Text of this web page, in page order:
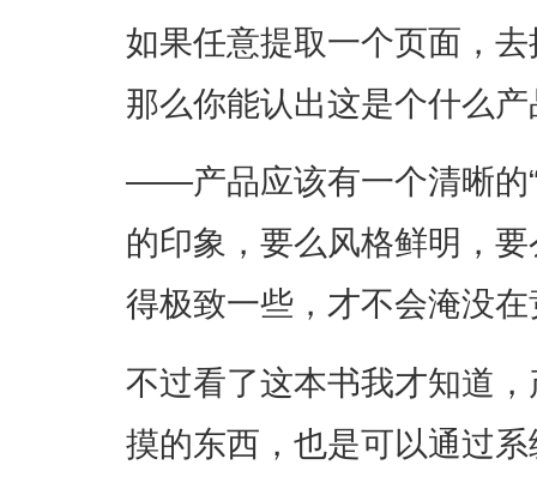
如果任意提取一个页面，
那么你能认出这是个什么
——产品应该有一个清晰的
的印象，要么风格鲜明，
得极致一些，才不会淹没
不过看了这本书我才知道
摸的东西，也是可以通过